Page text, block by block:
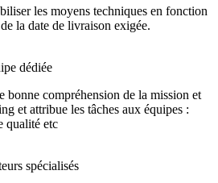
les moyens techniques en fonction
la date de livraison exigée.
dédiée
bonne compréhension de la mission et
et attribue les tâches aux équipes :
qualité etc
spécialisés